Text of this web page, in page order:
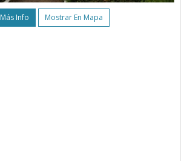
Más Info Mostrar En Mapa